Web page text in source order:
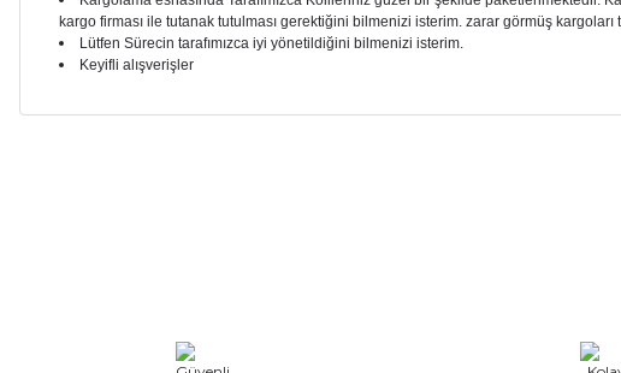
kargo firması ile tutanak tutulması gerektiğini bilmenizi isterim. zarar görmüş kargoları
Lütfen Sürecin tarafımızca iyi yönetildiğini bilmenizi isterim.
Keyifli alışverişler
Ürün fiyatı diğer sitelerden daha pahalı.